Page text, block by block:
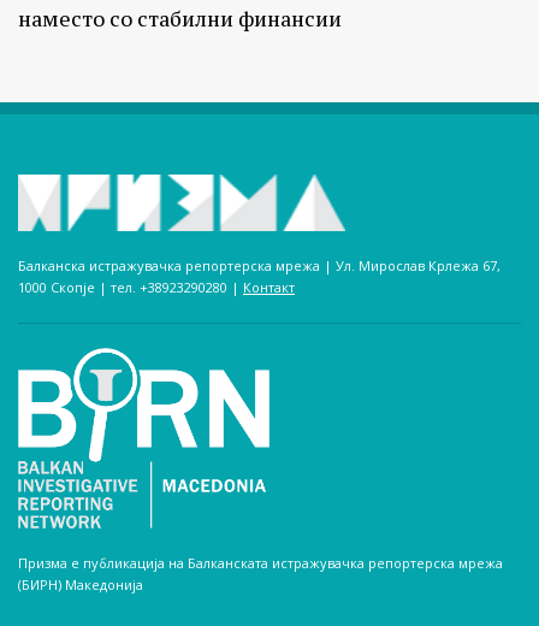
наместо со стабилни финансии
Балканска истражувачка репортерска мрежа | Ул. Мирослав Крлежа 67,
1000 Скопје | тел. +38923290280­ | Контакт
Призма е публикација на Балканската истражувачка репортерска мрежа
(БИРН) Македонија